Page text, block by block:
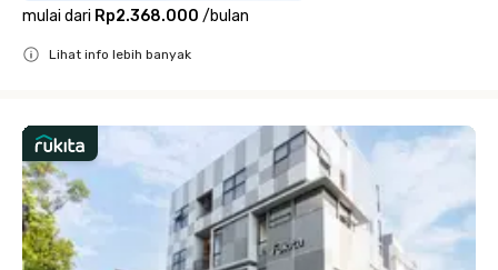
mulai dari Rp2.368.000 /bulan
Lihat info lebih banyak